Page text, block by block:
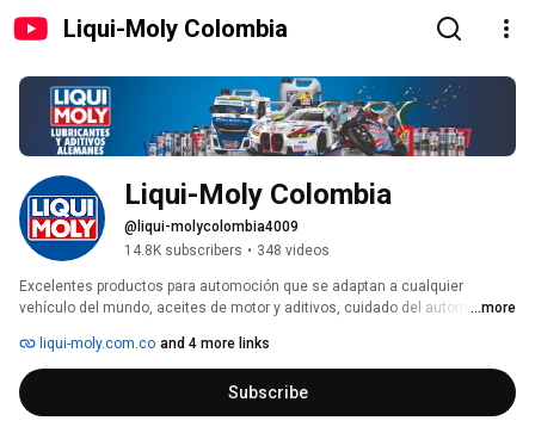
Liqui-Moly Colombia
Liqui-Moly Colombia
@liqui-molycolombia4009
14.8K subscribers • 348 videos
Excelentes productos para automoción que se adaptan a cualquier
vehículo del mundo, aceites de motor y aditivos, cuidado del automóvil,
sellantes. Décadas de experiencia, que entusiasman a más de 150
países, desde su fundación en 1957.
...more
liqui-moly.com.co and 4 more links
Subscribe